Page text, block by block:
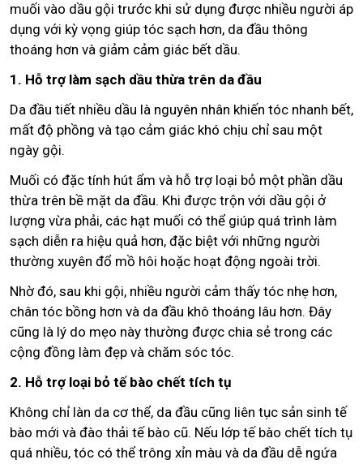
muối vào dầu gội trước khi sử dụng được nhiều người áp
dụng với kỳ vọng giúp tóc sạch hơn, da đầu thông
thoáng hơn và giảm cảm giác bết dầu.
1. Hỗ trợ làm sạch dầu thừa trên da đầu
Da đầu tiết nhiều dầu là nguyên nhân khiến tóc nhanh bết,
mất độ phồng và tạo cảm giác khó chịu chỉ sau một
ngày gội.
Muối có đặc tính hút ẩm và hỗ trợ loại bỏ một phần dầu
thừa trên bề mặt da đầu. Khi được trộn với dầu gội ở
lượng vừa phải, các hạt muối có thể giúp quá trình làm
sạch diễn ra hiệu quả hơn, đặc biệt với những người
thường xuyên đổ mồ hôi hoặc hoạt động ngoài trời.
Nhờ đó, sau khi gội, nhiều người cảm thấy tóc nhẹ hơn,
chân tóc bồng hơn và da đầu khô thoáng lâu hơn. Đây
cũng là lý do mẹo này thường được chia sẻ trong các
cộng đồng làm đẹp và chăm sóc tóc.
2. Hỗ trợ loại bỏ tế bào chết tích tụ
Không chỉ làn da cơ thể, da đầu cũng liên tục sản sinh tế
bào mới và đào thải tế bào cũ. Nếu lớp tế bào chết tích tụ
quá nhiều, tóc có thể trông xỉn màu và da đầu dễ ngứa